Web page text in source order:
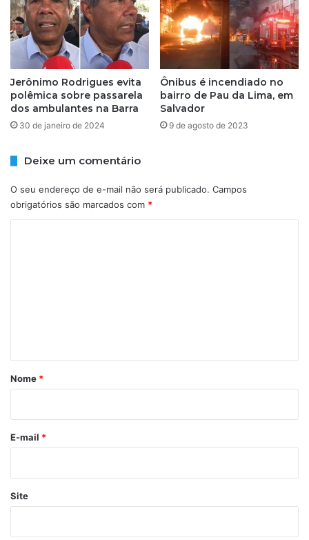
i
d
a
a
B
A
c
o
e
ç
o
i
g
a
p
n
E
D
A
L
T
I
M
A
U
R
T
Jerônimo Rodrigues evita
polêmica sobre passarela
dos ambulantes na Barra
30 de janeiro de 2024
Ônibus é incendiado no
bairro de Pau da Lima, em
Salvador
9 de agosto de 2023
Deixe um comentário
O seu endereço de e-mail não será publicado. Campos
obrigatórios são marcados com *
r
*
Nome *
E-mail *
Site